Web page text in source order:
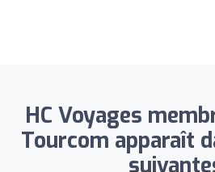
HC Voyages
Tourcom apparaît